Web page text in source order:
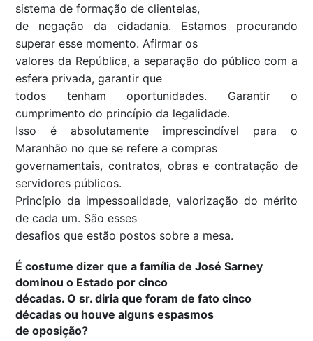
sistema de formação de clientelas,
de negação da cidadania. Estamos procurando
superar esse momento. Afirmar os
valores da República, a separação do público com a
esfera privada, garantir que
todos tenham oportunidades. Garantir o
cumprimento do princípio da legalidade.
Isso é absolutamente imprescindível para o
Maranhão no que se refere a compras
governamentais, contratos, obras e contratação de
servidores públicos.
Princípio da impessoalidade, valorização do mérito
de cada um. São esses
desafios que estão postos sobre a mesa.
É costume dizer que a família de José Sarney
dominou o Estado por cinco
décadas. O sr. diria que foram de fato cinco
décadas ou houve alguns espasmos
de oposição?